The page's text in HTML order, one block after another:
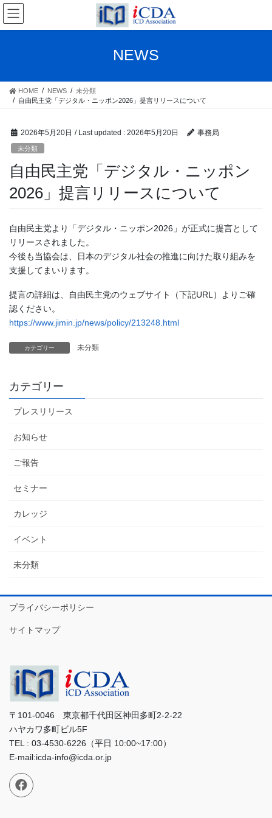
Skip
the
Skip
the
NEWS
HOME NEWS
未分類
自由民主党「デジタル・ニッポン2026」提言リリースについて
2026年5月20日 / Last updated : 2026年5月20日 事務局
未分類
自由民主党「デジタル・ニッポン
2026」提言リリースについて
自由民主党より「デジタル・ニッポン2026」が正式に提言として
リリースされました。
今後も当協会は、日本のデジタル社会の推進に向けた取り組みを
支援してまいります。
提言の詳細は、自由民主党のウェブサイト（下記URL）よりご確
認ください。
https://www.jimin.jp/news/policy/213248.html
カテゴリー 未分類
カテゴリー
プレスリリース
お知らせ
ご報告
セミナー
カレッジ
イベント
未分類
プライバシーポリシー
サイトマップ
〒101-0046 東京都千代田区神田多町2-2-22
ハヤカワ多町ビル5F
TEL : 03-4530-6226（平日 10:00~17:00）
E-mail:icda-info@icda.or.jp